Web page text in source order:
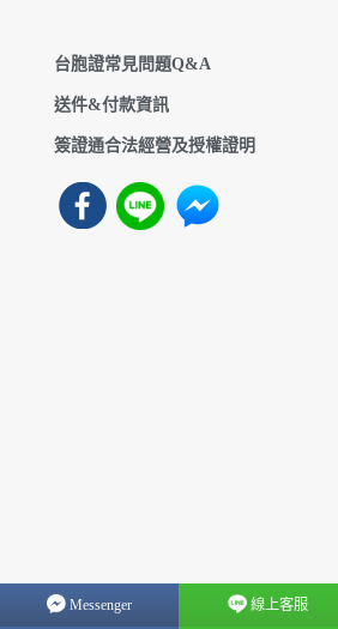
台胞證常見問題Q&A
送件&付款資訊
簽證通合法經營及授權證明
Messenger 線上客服